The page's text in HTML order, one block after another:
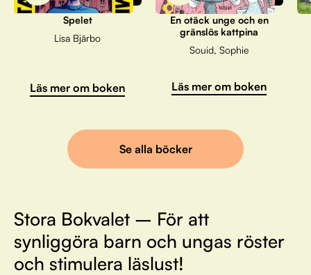
Spelet
Lisa Bjärbo
Läs mer om boken
En otäck unge och en
gränslös kattpina
Souid, Sophie
Läs mer om boken
Se alla böcker
Stora Bokvalet – För att
synliggöra barn och ungas röster
och stimulera läslust!